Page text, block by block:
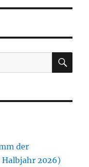
der
2026)